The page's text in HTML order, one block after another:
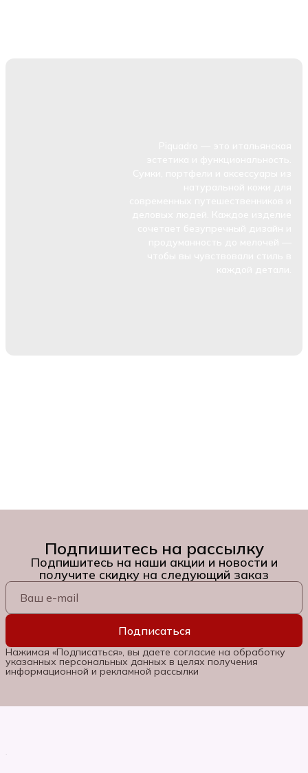
Подпишитесь на рассылку
Подпишитесь на наши акции и новости и
получите скидку на следующий заказ
Подписаться
Нажимая «Подписаться», вы даете согласие на обработку
указанных персональных данных в целях получения
информационной и рекламной рассылки